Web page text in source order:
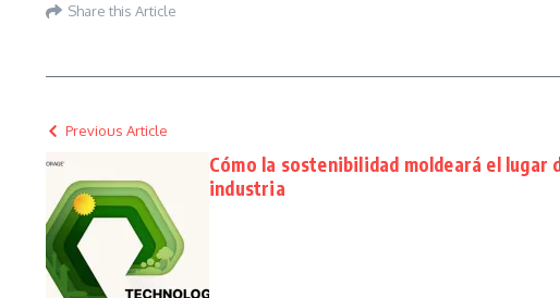
Share this Article
Previous Article
Cómo la sostenibilidad moldeará el lugar
industria